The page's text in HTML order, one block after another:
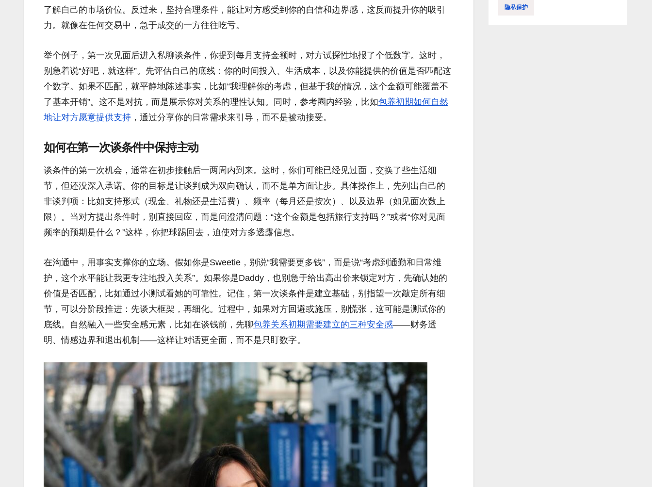
了解自己的市场价位。反过来，坚持合理条件，能让对方感受到你的自信和边界感，这反而提升你的吸引
力。就像在任何交易中，急于成交的一方往往吃亏。
举个例子，第一次见面后进入私聊谈条件，你提到每月支持金额时，对方试探性地报了个低数字。这时，
别急着说“好吧，就这样”。先评估自己的底线：你的时间投入、生活成本，以及你能提供的价值是否匹配这
个数字。如果不匹配，就平静地陈述事实，比如“我理解你的考虑，但基于我的情况，这个金额可能覆盖不
了基本开销”。这不是对抗，而是展示你对关系的理性认知。同时，参考圈内经验，比如包养初期如何自然
地让对方愿意提供支持 ，通过分享你的日常需求来引导，而不是被动接受。
如何在第一次谈条件中保持主动
谈条件的第一次机会，通常在初步接触后一两周内到来。这时，你们可能已经见过面，交换了些生活细
节，但还没深入承诺。你的目标是让谈判成为双向确认，而不是单方面让步。具体操作上，先列出自己的
非谈判项：比如支持形式（现金、礼物还是生活费）、频率（每月还是按次）、以及边界（如见面次数上
限）。当对方提出条件时，别直接回应，而是问澄清问题：“这个金额是包括旅行支持吗？”或者“你对见面
频率的预期是什么？”这样，你把球踢回去，迫使对方多透露信息。
在沟通中，用事实支撑你的立场。假如你是Sweetie，别说“我需要更多钱”，而是说“考虑到通勤和日常维
护，这个水平能让我更专注地投入关系”。如果你是Daddy，也别急于给出高出价来锁定对方，先确认她的
价值是否匹配，比如通过小测试看她的可靠性。记住，第一次谈条件是建立基础，别指望一次敲定所有细
节，可以分阶段推进：先谈大框架，再细化。过程中，如果对方回避或施压，别慌张，这可能是测试你的
底线。自然融入一些安全感元素，比如在谈钱前，先聊包养关系初期需要建立的三种安全感——财务透
明、情感边界和退出机制——这样让对话更全面，而不是只盯数字。
隐私保护